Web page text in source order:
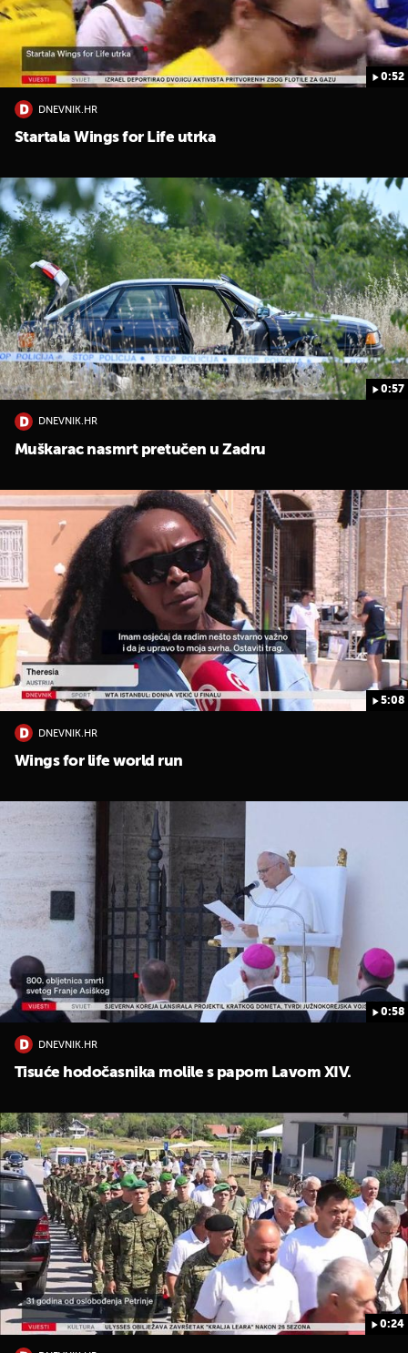
0:52
DNEVNIK.HR
Startala Wings for Life utrka
0:57
DNEVNIK.HR
Muškarac nasmrt pretučen u Zadru
5:08
DNEVNIK.HR
Wings for life world run
0:58
DNEVNIK.HR
Tisuće hodočasnika molile s papom Lavom XIV.
0:24